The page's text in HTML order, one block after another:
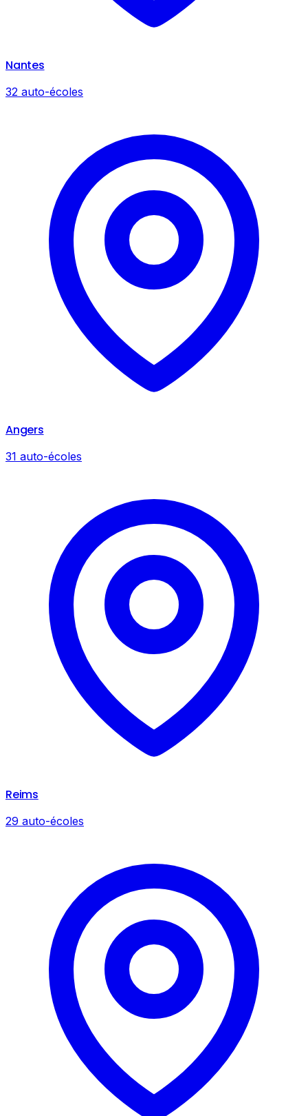
Nantes
32 auto-écoles
Angers
31 auto-écoles
Reims
29 auto-écoles